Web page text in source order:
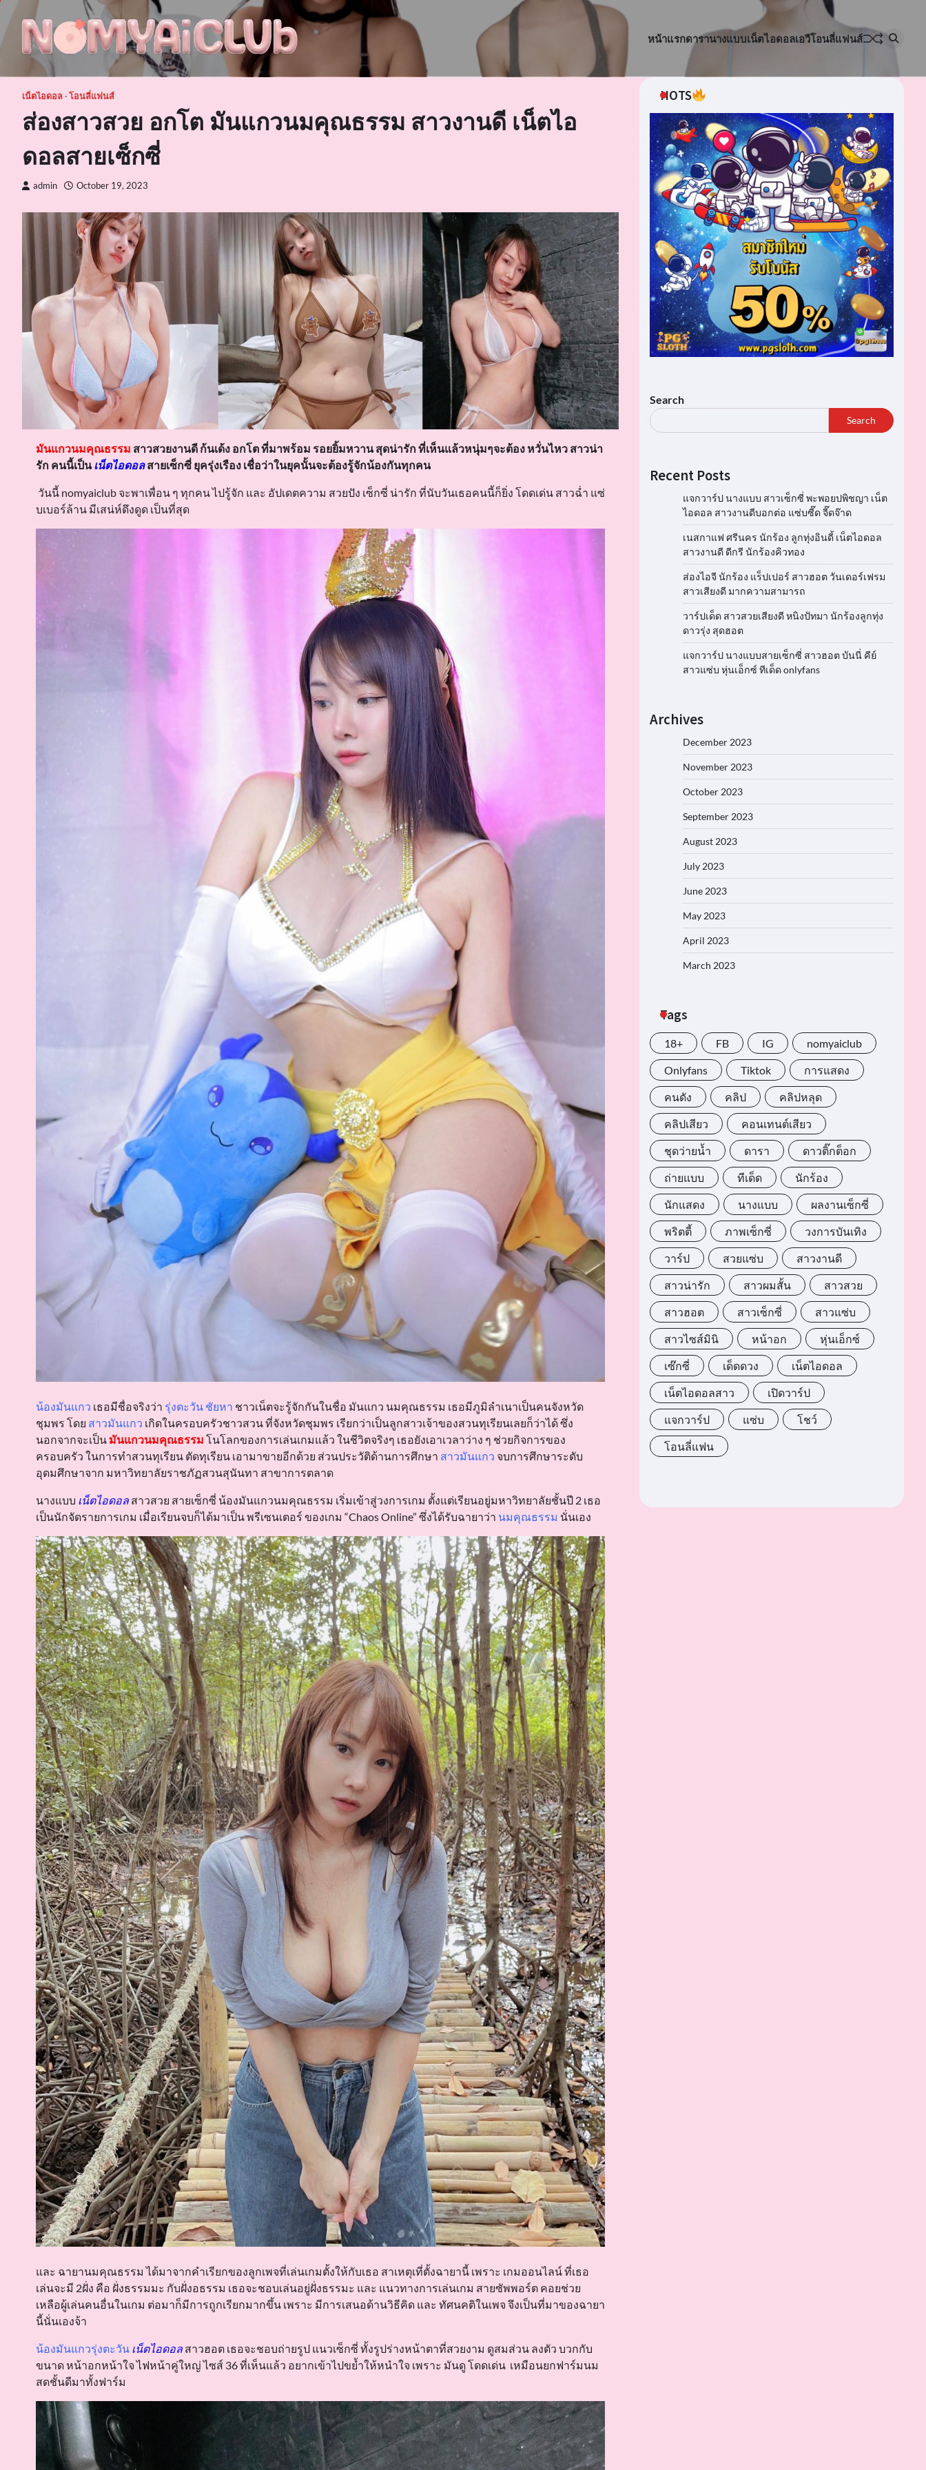
Skip
to
content
หน้าแรกดารานางแบบเน็ตไอดอลเอวีโอนลี่แฟนส์
เน็ตไอดอล โอนลี่แฟนส์
ส่องสาวสวย อกโต มันแกวนมคุณธรรม สาวงานดี เน็ตไอ
ดอลสายเซ็กซี่
admin October 19, 2023
มันแกวนมคุณธรรม สาวสวยงานดี ก้นเด้ง อกโต ที่มาพร้อม รอยยิ้มหวาน สุดน่ารัก ที่เห็นแล้วหนุ่มๆจะต้อง หวั่นไหว สาวน่า
รัก คนนี้เป็นเน็ตไอดอลสายเซ็กซี่ ยุครุ่งเรือง เชื่อว่าในยุคนั้นจะต้องรู้จักน้องกันทุกคน
วันนี้ nomyaiclub จะพาเพื่อน ๆ ทุกคน ไปรู้จัก และ อัปเดตความ สวยปัง เซ็กซี่ น่ารัก ที่นับวันเธอคนนี้ก็ยิ่ง โดดเด่น สาวฉ่ำ แซ่
บเบอร์ล้าน มีเสน่ห์ดึงดูด เป็นที่สุด
น้องมันแกว เธอมีชื่อจริงว่า รุ่งตะวัน ชัยหา ชาวเน็ตจะรู้จักกันในชื่อ มันแกว นมคุณธรรม เธอมีภูมิลำเนาเป็นคนจังหวัด
ชุมพร โดย สาวมันแกว เกิดในครอบครัวชาวสวน ที่จังหวัดชุมพร เรียกว่าเป็นลูกสาวเจ้าของสวนทุเรียนเลยก็ว่าได้ ซึ่ง
นอกจากจะเป็น มันแกวนมคุณธรรม โนโลกของการเล่นเกมแล้ว ในชีวิตจริงๆ เธอยังเอาเวลาว่าง ๆ ช่วยกิจการของ
ครอบครัว ในการทำสวนทุเรียน ตัดทุเรียน เอามาขายอีกด้วย ส่วนประวัติด้านการศึกษา สาวมันแกว จบการศึกษาระดับ
อุดมศึกษาจาก มหาวิทยาลัยราชภัฏสวนสุนันทา สาขาการตลาด
นางแบบ เน็ตไอดอล สาวสวย สายเซ็กซี่ น้องมันแกวนมคุณธรรม เริ่มเข้าสู่วงการเกม ตั้งแต่เรียนอยู่มหาวิทยาลัยชั้นปี 2 เธอ
เป็นนักจัดรายการเกม เมื่อเรียนจบก็ได้มาเป็น พรีเซนเตอร์ ของเกม “Chaos Online” ซึ่งได้รับฉายาว่า นมคุณธรรม นั่นเอง
และ ฉายานมคุณธรรม ได้มาจากคำเรียกของลูกเพจที่เล่นเกมตั้งให้กับเธอ สาเหตุเที่ตั้งฉายานี้ เพราะ เกมออนไลน์ ที่เธอ
เล่นจะมี 2ฝั่ง คือ ฝั่งธรรมมะ กับฝั่งอธรรม เธอจะชอบเล่นอยู่ฝั่งธรรมะ และ แนวทางการเล่นเกม สายซัพพอร์ต คอยช่วย
เหลือผู้เล่นคนอื่นในเกม ต่อมาก็มีการถูกเรียกมากขึ้น เพราะ มีการเสนอด้านวิธีคิด และ ทัศนคติในเพจ จึงเป็นที่มาของฉายา
นี้นั่นเองจ้า
น้องมันแกวรุ่งตะวัน เน็ตไอดอล สาวฮอต เธอจะชอบถ่ายรูป แนวเซ็กซี่ ทั้งรูปร่างหน้าตาที่สวยงาม ดูสมส่วน ลงตัว บวกกับ
ขนาด หน้าอกหน้าใจ ไฟหน้าคู่ใหญ่ ไซส์ 36 ที่เห็นแล้ว อยากเข้าไปขย้ำให้หนำใจ เพราะ มันดู โดดเด่น เหมือนยกฟาร์มนม
สดชั้นดีมาทั้งฟาร์ม
HOTS
Search
Search
Recent Posts
แจกวาร์ป นางแบบ สาวเซ็กซี่ พะพอยปพิชญา เน็ต
ไอดอล สาวงานดีบอกต่อ แซ่บซี๊ด จี๊ดจ๊าด
เนสกาแฟ ศรีนคร นักร้อง ลูกทุ่งอินดี้ เน็ตไอดอล
สาวงานดี ดีกรี นักร้องคิวทอง
ส่องไอจี นักร้อง แร็ปเปอร์ สาวฮอต วันเดอร์เฟรม
สาวเสียงดี มากความสามารถ
วาร์ปเด็ด สาวสวยเสียงดี หนิงปัทมา นักร้องลูกทุ่ง
ดาวรุ่ง สุดฮอต
แจกวาร์ป นางแบบสายเซ็กซี่ สาวฮอต บันนี่ คีย์
สาวแซ่บ หุ่นเอ็กซ์ ทีเด็ด onlyfans
Archives
December 2023
November 2023
October 2023
September 2023
August 2023
July 2023
June 2023
May 2023
April 2023
March 2023
Tags
18+ FB IG nomyaiclub
Onlyfans Tiktok การแสดง
คนดัง คลิป คลิปหลุด
คลิปเสียว คอนเทนต์เสียว
ชุดว่ายน้ำ ดารา ดาวติ๊กต็อก
ถ่ายแบบ ทีเด็ด นักร้อง
นักแสดง นางแบบ ผลงานเซ็กซี่
พริตตี้ ภาพเซ็กซี่ วงการบันเทิง
วาร์ป สวยแซ่บ สาวงานดี
สาวน่ารัก สาวผมสั้น สาวสวย
สาวฮอต สาวเซ็กซี่ สาวแซ่บ
สาวไซส์มินิ หน้าอก หุ่นเอ็กซ์
เซ๊กซี่ เด็ดดวง เน็ตไอดอล
เน็ตไอดอลสาว เปิดวาร์ป
แจกวาร์ป แซ่บ โชว์
โอนลี่แฟน